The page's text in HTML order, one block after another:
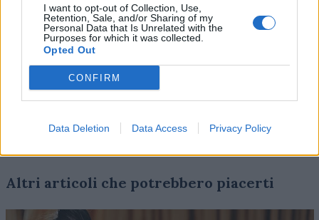
I want to opt-out of Collection, Use,
Retention, Sale, and/or Sharing of my
Personal Data that Is Unrelated with the
Purposes for which it was collected.
Opted Out
CONFIRM
Data Deletion Data Access Privacy Policy
FESTIVAL DI CANNES
Altri articoli che potrebbero piacerti